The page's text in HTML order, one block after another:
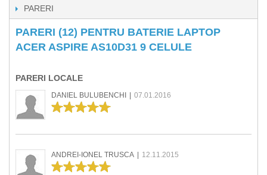
PARERI
PARERI (12) PENTRU BATERIE LAPTOP
ACER ASPIRE AS10D31 9 CELULE
PARERI LOCALE
DANIEL BULUBENCHI | 07.01.2016
ANDREI-IONEL TRUSCA | 12.11.2015